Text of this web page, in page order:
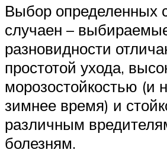
Выбор определенных
случаен –
разновидности
простотой ухода,
морозостойкостью (и
зимнее время) и
различным
болезням.